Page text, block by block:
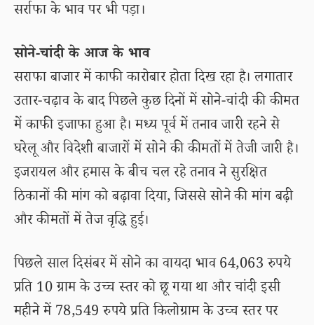
सर्राफा के भाव पर भी पड़ा।
सोने-चांदी के आज के भाव
सराफा बाजार में काफी कारोबार होता दिख रहा है। लगातार
उतार-चढ़ाव के बाद पिछले कुछ दिनों में सोने-चांदी की कीमत
में काफी इजाफा हुआ है। मध्य पूर्व में तनाव जारी रहने से
घरेलू और विदेशी बाजारों में सोने की कीमतों में तेजी जारी है।
इजरायल और हमास के बीच चल रहे तनाव ने सुरक्षित
ठिकानों की मांग को बढ़ावा दिया, जिससे सोने की मांग बढ़ी
और कीमतों में तेज वृद्धि हुई।
पिछले साल दिसंबर में सोने का वायदा भाव 64,063 रुपये
प्रति 10 ग्राम के उच्च स्तर को छू गया था और चांदी इसी
महीने में 78,549 रुपये प्रति किलोग्राम के उच्च स्तर पर